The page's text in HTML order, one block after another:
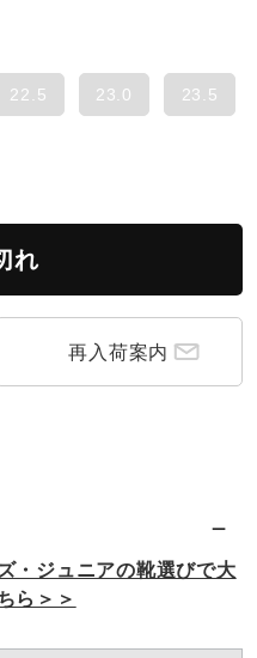
22.5 23.0 23.5
れ
再入荷案内
・ジュニアの靴選びで大
ら＞＞